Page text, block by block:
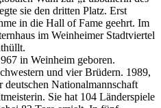
sie den dritten Platz. Erst
in die Hall of Fame geehrt. Im
im Weinheimer Stadtviertel
in Weinheim geboren.
und vier Brüdern. 1989,
Nationalmannschaft
Sie hat 104 Länderspiele